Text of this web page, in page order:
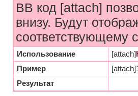
BB код [attach]
внизу. Будут
соответствующему
Использование [attach]
Пример
Результат